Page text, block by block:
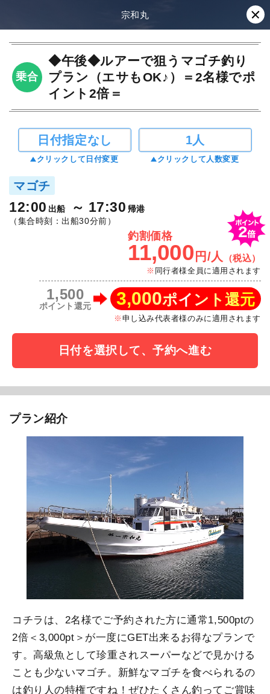
宗和丸
乗合
◆午後◆ルアーで狙うマゴチ釣り
プラン（エサもOK♪）＝2名様でポ
イント2倍＝
日付指定なし
クリックして日付変更
1人
クリックして人数変更
マゴチ
12:00 出船 17:30 帰港
（集合時刻：出船30分前）
釣割価格
11,000 円/人 （税込）
同行者様全員に適用されます
1,500
ポイント還元 3,000ポイント還元
申し込み代表者様のみに適用されます
日付を選択して、予約へ進む
プラン紹介
コチラは、2名様でご予約された方に通常1,500ptの
2倍＜3,000pt＞が一度にGET出来るお得なプランで
す。高級魚として珍重されスーパーなどで見かける
ことも少ないマゴチ。新鮮なマゴチを食べられるの
は釣り人の特権ですね！ぜひたくさん釣ってご賞味